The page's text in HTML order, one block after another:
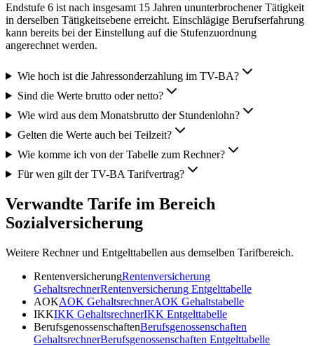
Endstufe 6 ist nach insgesamt 15 Jahren ununterbrochener Tätigkeit
in derselben Tätigkeitsebene erreicht. Einschlägige Berufserfahrung
kann bereits bei der Einstellung auf die Stufenzuordnung
angerechnet werden.
Wie hoch ist die Jahressonderzahlung im TV-BA?
Sind die Werte brutto oder netto?
Wie wird aus dem Monatsbrutto der Stundenlohn?
Gelten die Werte auch bei Teilzeit?
Wie komme ich von der Tabelle zum Rechner?
Für wen gilt der TV-BA Tarifvertrag?
Verwandte Tarife im Bereich
Sozialversicherung
Weitere Rechner und Entgelttabellen aus demselben Tarifbereich.
RentenversicherungRentenversicherung
GehaltsrechnerRentenversicherung Entgelttabelle
AOKAOK GehaltsrechnerAOK Gehaltstabelle
IKKIKK GehaltsrechnerIKK Entgelttabelle
BerufsgenossenschaftenBerufsgenossenschaften
GehaltsrechnerBerufsgenossenschaften Entgelttabelle